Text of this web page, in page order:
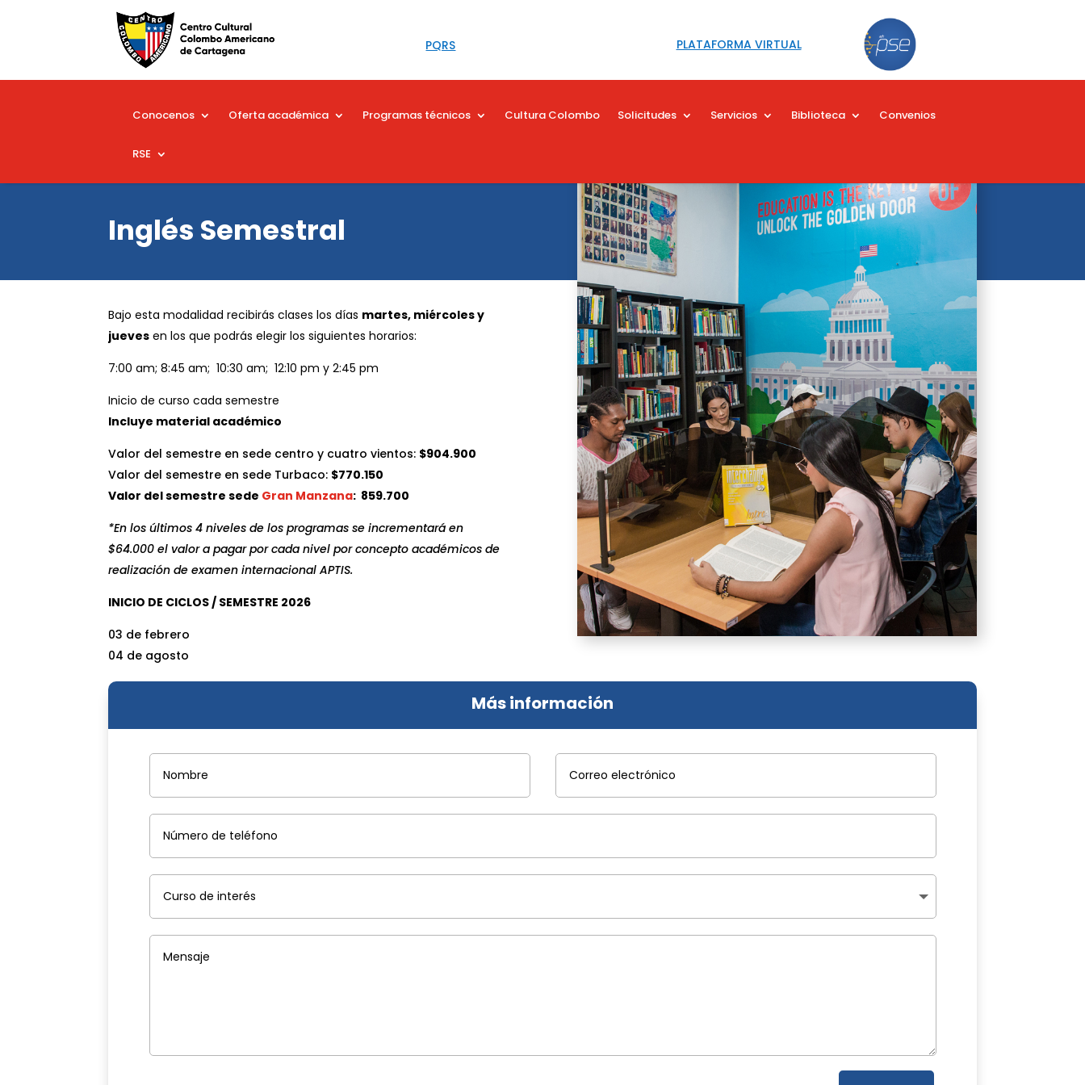
PQRS PLATAFORMA VIRTUAL
Conocenos Oferta académica Programas técnicos Cultura Colombo Solicitudes Servicios Biblioteca Convenios
RSE
Inglés Semestral
Bajo esta modalidad recibirás clases los días martes, miércoles y
jueves en los que podrás elegir los siguientes horarios:
7:00 am; 8:45 am; 10:30 am; 12:10 pm y 2:45 pm
Inicio de curso cada semestre
Incluye material académico
Valor del semestre en sede centro y cuatro vientos: $904.900
Valor del semestre en sede Turbaco: $770.150
Valor del semestre sede Gran Manzana: 859.700
*En los últimos 4 niveles de los programas se incrementará en
$64.000 el valor a pagar por cada nivel por concepto académicos de
realización de examen internacional APTIS.
INICIO DE CICLOS / SEMESTRE 2026
03 de febrero
04 de agosto
Más información